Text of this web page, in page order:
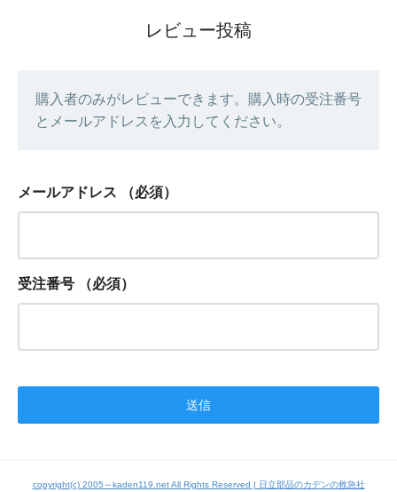
レビュー投稿
購入者のみがレビューできます。購入時の受注番号
とメールアドレスを入力してください。
メールアドレス （必須）
受注番号 （必須）
copyright(c) 2005～kaden119.net All Rights Reserved | 日立部品のカデンの救急社